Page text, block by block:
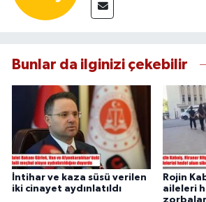
Bunlar da ilginizi çekebilir
İntihar ve kaza süsü verilen
iki cinayet aydınlatıldı
Rojin
aileleri